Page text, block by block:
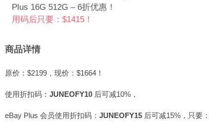
Plus 16G 512G – 6折优惠！
用码后只要：$1415！
商品详情
原价：$2199，现价：$1664！
使用折扣码： JUNEOFY10 后可减10%，
eBay Plus 会员使用折扣码： JUNEOFY15 后可减15%，只要：